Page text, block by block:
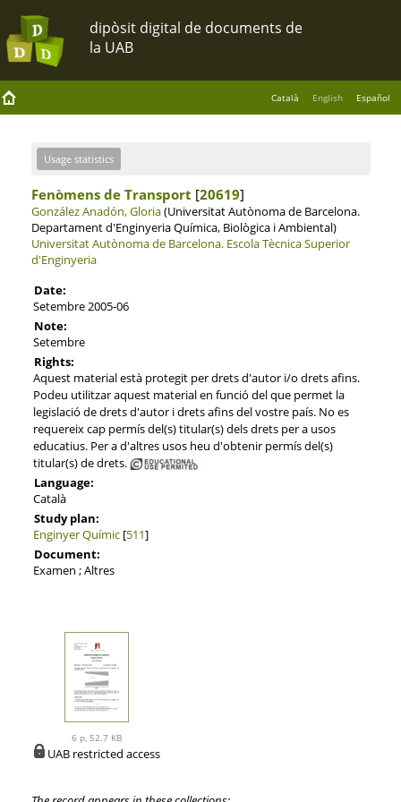
Català English Español
Usage statistics
Fenòmens de Transport [20619]
González Anadón, Gloria(Universitat Autònoma de Barcelona.
Departament d'Enginyeria Química, Biològica i Ambiental)
Universitat Autònoma de Barcelona. Escola Tècnica Superior
d'Enginyeria
Date:
Setembre 2005-06
Note:
Setembre
Rights:
Aquest material està protegit per drets d'autor i/o drets afins.
Podeu utilitzar aquest material en funció del que permet la
legislació de drets d'autor i drets afins del vostre país. No es
requereix cap permís del(s) titular(s) dels drets per a usos
educatius. Per a d'altres usos heu d'obtenir permís del(s)
titular(s) de drets.
Language:
Català
Study plan:
Enginyer Químic[511]
Document:
Examen ; Altres
6 p, 52.7 KB
UAB restricted access